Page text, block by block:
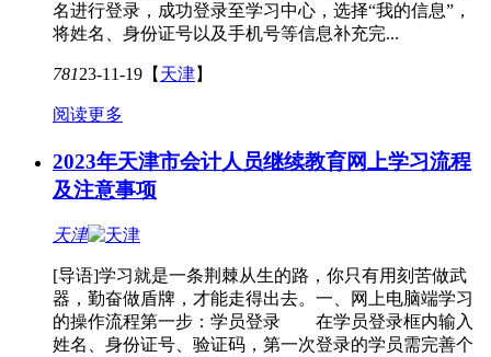
名进行登录，成功登录至学习中心，选择“我的信息”，
将姓名、身份证号以及手机号等信息补充完...
78123-11-19 【 天津】
阅读更多
2023年天津市会计人员继续教育网上学习流程
及注意事项
天津
[导语]学习就是一条荆棘从生的路，你只有用刻苦做武
器，勤奋做盾牌，才能走得出去。一、网上电脑端学习
的操作流程第一步：学员登录 在学员登录框内输入
姓名、身份证号、验证码，第一次登录的学员需完善个